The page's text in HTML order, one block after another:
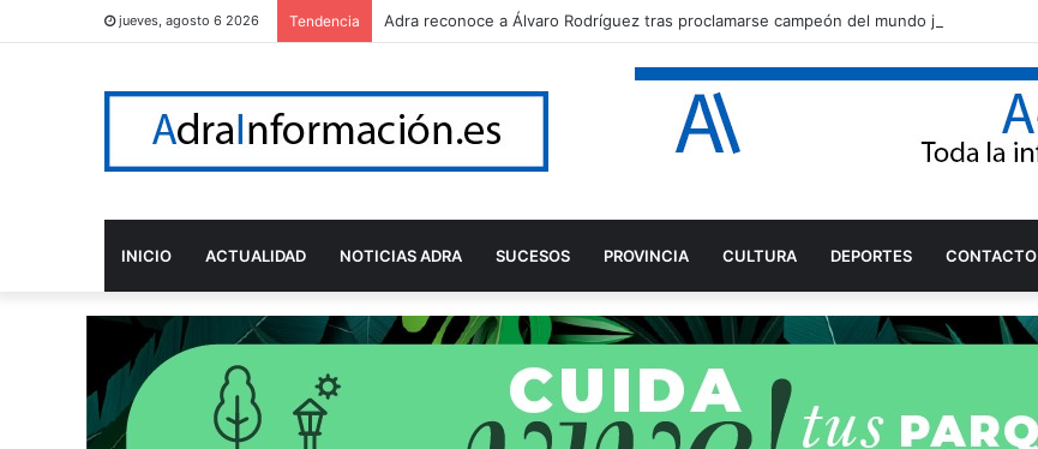
jueves, agosto 6 2026 Tendencia Adra reconoce a Álvaro Rodríguez tras proclamarse campeón del mundo júnior de Snipe
INICIO ACTUALIDAD NOTICIAS ADRA SUCESOS PROVINCIA CULTURA DEPORTES CONTACTO